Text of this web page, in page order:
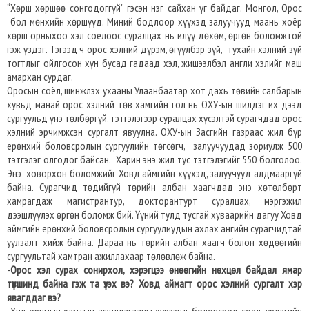
“Хөрш хөршөө сонгодоггүй” гэсэн нэг сайхан үг байдаг. Монгол, Орос
бол мөнхийн хөршүүд. Миний бодлоор хүүхэд залуучууд маань хоёр
хөрш орныхоо хэл соёлоос суралцах нь илүү дөхөм, өргөн боломжтой
гэж үздэг. Тэгээд ч орос хэлний дүрэм, өгүүлбэр зүй, тухайн хэлний зүй
тогтлыг ойлгосон хүн бусад гадаад хэл, жишээлбэл англи хэлийг маш
амархан сурдаг.
Оросын соёл, шинжлэх ухааны Улаанбаатар хот дахь төвийн салбарын
хувьд манай орос хэлний төв хамгийн гол нь ОХУ-ын шилдэг их дээд
сургуульд үнэ төлбөргүй, тэтгэлэгээр суралцах хүсэлтэй сурагчдад орос
хэлний эрчимжсэн сургалт явуулна. ОХУ-ын Засгийн газраас жил бүр
ерөнхий боловсролын сургуулийн төгсөгч, залуучуудад зориулж 500
тэтгэлэг олгодог байсан. Харин энэ жил тус тэтгэлэгийг 550 болголоо.
Энэ ховорхон боломжийг Ховд аймгийн хүүхэд, залуучууд алдмааргүй
байна. Сурагчид төдийгүй төрийн албан хаагчдад энэ хөтөлбөрт
хамрагдаж магистрантур, докторантурт суралцах, мэргэжил
дээшлүүлэх өргөн боломж бий. Үүний тулд тусгай хуваарийн дагуу Ховд
аймгийн ерөнхий боловсролын сургуулиудын ахлах ангийн сурагчидтай
уулзалт хийж байна. Дараа нь төрийн албан хаагч болон хөдөөгийн
сургуультай хамтран ажиллахаар төлөвлөж байна.
-Орос хэл сурах сонирхол, хэрэгцээ өнөөгийн нөхцөл байдал ямар
түвшинд байна гэж та үзэх вэ? Ховд аймагт орос хэлний сургалт хэр
явагддаг вэ?